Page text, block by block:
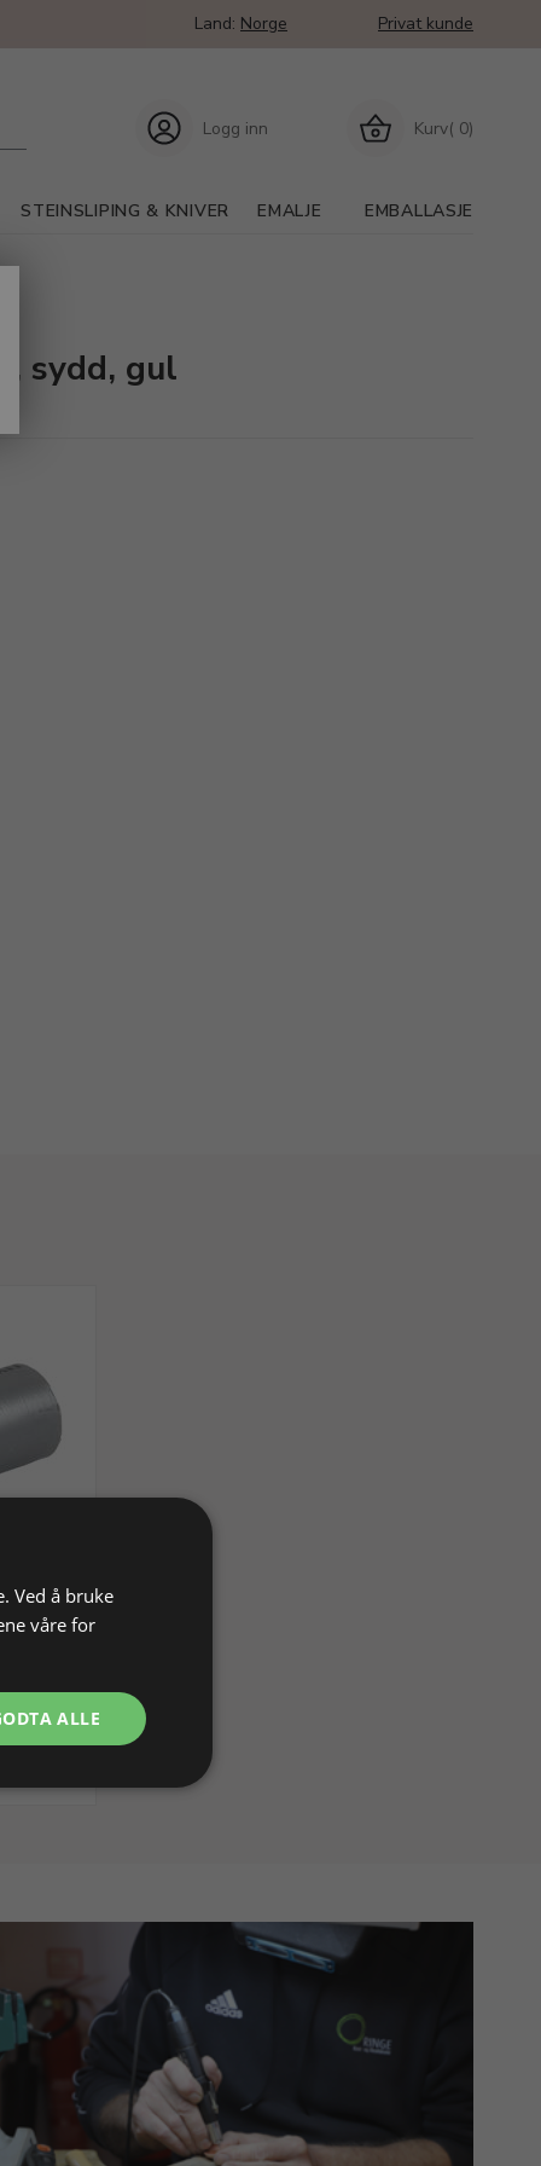
Land: Norge Privat kunde
Kurv( 0)
Logg inn
STEINSLIPING & KNIVER EMALJE EMBALLASJE
sydd, gul
g
På lager
Ved å bruke
våre for
ALLE